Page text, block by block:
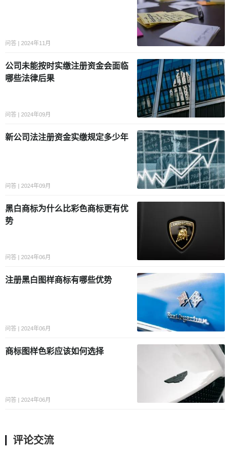
问答 | 2024年11月
公司未能按时实缴注册资金会面临
哪些法律后果
问答 | 2024年09月
新公司法注册资金实缴规定多少年
问答 | 2024年09月
黑白商标为什么比彩色商标更有优
势
问答 | 2024年06月
注册黑白图样商标有哪些优势
问答 | 2024年06月
商标图样色彩应该如何选择
问答 | 2024年06月
评论交流